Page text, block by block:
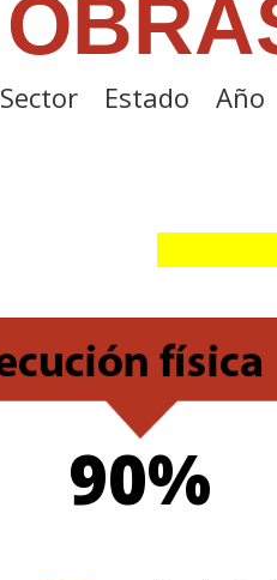
Sector Estado Año
90%